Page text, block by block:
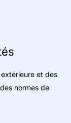
et des
normes de